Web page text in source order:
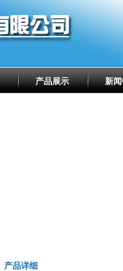
产品展示 新
产品详细